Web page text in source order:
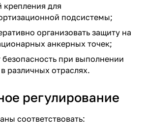
крепления для
подсистемы;
организовать защиту на
анкерных точек;
при выполнении
различных отраслях.
регулирование
соответствовать: